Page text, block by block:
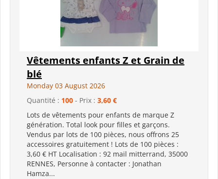
Vêtements enfants Z et Grain de
blé
Monday 03 August 2026
Quantité : 100 - Prix : 3,60 €
Lots de vêtements pour enfants de marque Z
génération. Total look pour filles et garçons.
Vendus par lots de 100 pièces, nous offrons 25
accessoires gratuitement ! Lots de 100 pièces :
3,60 € HT Localisation : 92 mail mitterrand, 35000
RENNES, Personne à contacter : Jonathan
Hamza...